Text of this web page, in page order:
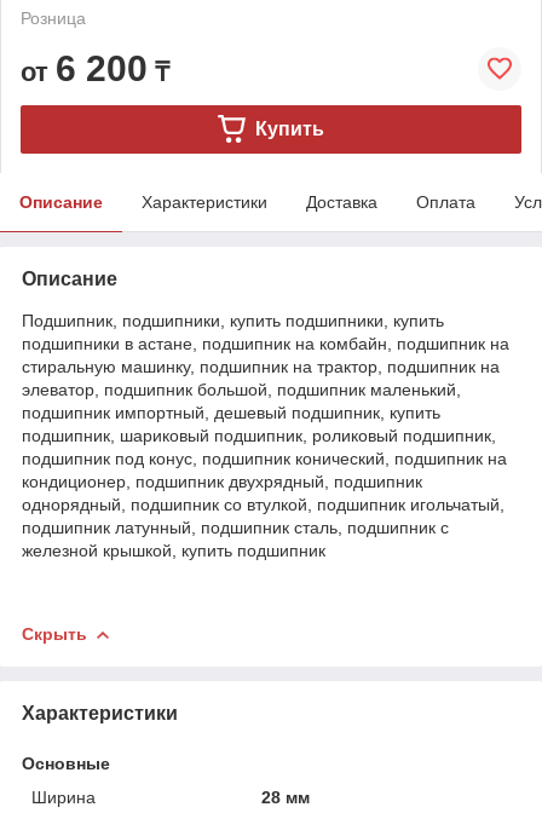
Розница
от 6 200 ₸
Купить
Описание Характеристики Доставка Оплата
Описание
Подшипник, подшипники, купить подшипники, купить
подшипники в астане, подшипник на комбайн, подшипник на
стиральную машинку, подшипник на трактор, подшипник на
элеватор, подшипник большой, подшипник маленький,
подшипник импортный, дешевый подшипник, купить
подшипник, шариковый подшипник, роликовый подшипник,
подшипник под конус, подшипник конический, подшипник на
кондиционер, подшипник двухрядный, подшипник
однорядный, подшипник со втулкой, подшипник игольчатый,
подшипник латунный, подшипник сталь, подшипник с
железной крышкой, купить подшипник
Скрыть
Характеристики
Основные
Ширина
28 мм